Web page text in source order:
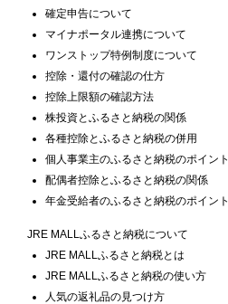
確定申告について
マイナポータル連携について
ワンストップ特例制度について
控除・還付の確認の仕方
控除上限額の確認方法
株投資とふるさと納税の関係
各種控除とふるさと納税の併用
個人事業主のふるさと納税のポイント
配偶者控除とふるさと納税の関係
年金受給者のふるさと納税のポイント
JRE MALLふるさと納税について
JRE MALLふるさと納税とは
JRE MALLふるさと納税の使い方
人気の返礼品の見つけ方